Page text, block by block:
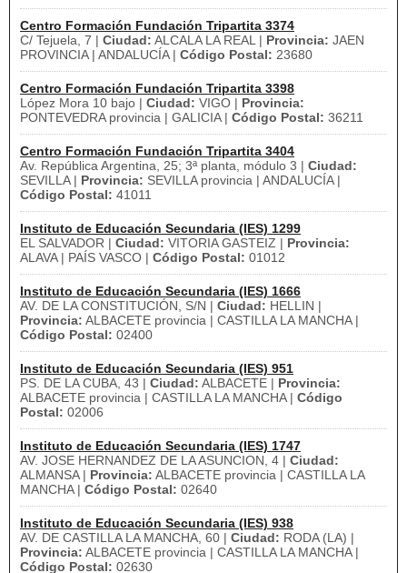
Centro Formación Fundación Tripartita 3374
C/ Tejuela, 7 | Ciudad: ALCALA LA REAL | Provincia: JAEN
PROVINCIA | ANDALUCÍA | Código Postal: 23680
Centro Formación Fundación Tripartita 3398
López Mora 10 bajo | Ciudad: VIGO | Provincia:
PONTEVEDRA provincia | GALICIA | Código Postal: 36211
Centro Formación Fundación Tripartita 3404
Av. República Argentina, 25; 3ª planta, módulo 3 | Ciudad:
SEVILLA | Provincia: SEVILLA provincia | ANDALUCÍA |
Código Postal: 41011
Instituto de Educación Secundaria (IES) 1299
EL SALVADOR | Ciudad: VITORIA GASTEIZ | Provincia:
ALAVA | PAÍS VASCO | Código Postal: 01012
Instituto de Educación Secundaria (IES) 1666
AV. DE LA CONSTITUCIÓN, S/N | Ciudad: HELLIN |
Provincia: ALBACETE provincia | CASTILLA LA MANCHA |
Código Postal: 02400
Instituto de Educación Secundaria (IES) 951
PS. DE LA CUBA, 43 | Ciudad: ALBACETE | Provincia:
ALBACETE provincia | CASTILLA LA MANCHA | Código
Postal: 02006
Instituto de Educación Secundaria (IES) 1747
AV. JOSE HERNANDEZ DE LA ASUNCION, 4 | Ciudad:
ALMANSA | Provincia: ALBACETE provincia | CASTILLA LA
MANCHA | Código Postal: 02640
Instituto de Educación Secundaria (IES) 938
AV. DE CASTILLA LA MANCHA, 60 | Ciudad: RODA (LA) |
Provincia: ALBACETE provincia | CASTILLA LA MANCHA |
Código Postal: 02630